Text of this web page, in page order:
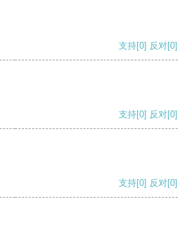
支持[0] 反对[0]
支持[0] 反对[0]
支持[0] 反对[0]